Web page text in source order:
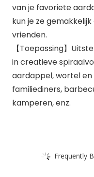
van je favoriete
kun je ze
vrienden.
【Toepassing】
in creatieve
aardappel, wortel
familiediners,
kamperen, enz.
Frequently